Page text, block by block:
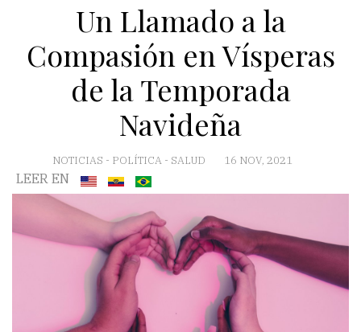
Un Llamado a la
Compasión en Vísperas
de la Temporada
Navideña
NOTICIAS - POLÍTICA - SALUD 16 NOV, 2021
LEER EN